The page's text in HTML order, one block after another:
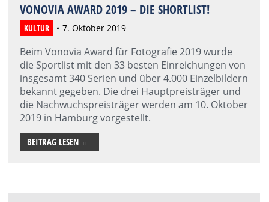
VONOVIA AWARD 2019 – DIE SHORTLIST!
KULTUR 7. Oktober 2019
Beim Vonovia Award für Fotografie 2019 wurde
die Sportlist mit den 33 besten Einreichungen von
insgesamt 340 Serien und über 4.000 Einzelbildern
bekannt gegeben. Die drei Hauptpreisträger und
die Nachwuchspreisträger werden am 10. Oktober
2019 in Hamburg vorgestellt.
BEITRAG LESEN